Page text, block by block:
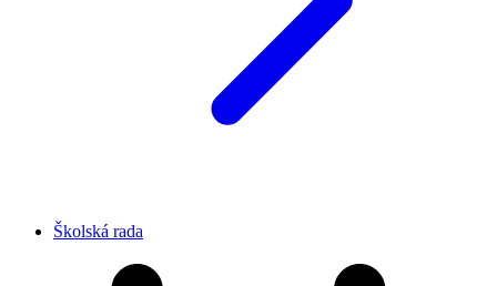
Školská rada